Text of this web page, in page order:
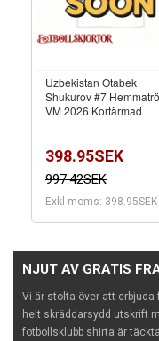
Uzbekistan Otabek
Shukurov #7
VM 2026 Kortärmad
398.95SEK
997.42SEK
Exkl moms: 398.95SEK
NJUT AV GRATIS
Vi är stolta över att
helt skräddarsydd utskrift
fotbollsklubb shirta är